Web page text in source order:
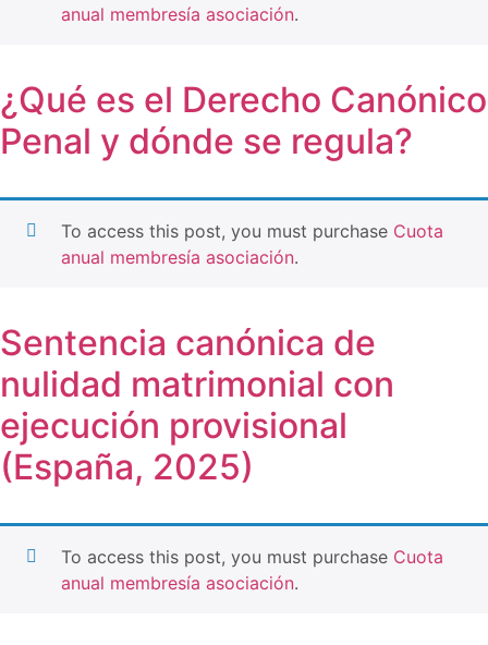
anual membresía asociación.
¿Qué es el Derecho Canónico
Penal y dónde se regula?
To access this post, you must purchase Cuota
anual membresía asociación.
Sentencia canónica de
nulidad matrimonial con
ejecución provisional
(España, 2025)
To access this post, you must purchase Cuota
anual membresía asociación.